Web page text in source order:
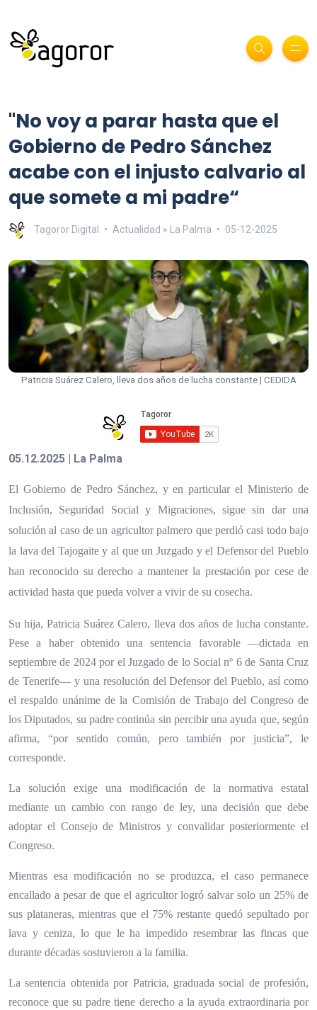
"No voy a parar hasta que el
Gobierno de Pedro Sánchez
acabe con el injusto calvario al
que somete a mi padre“
Tagoror Digital Actualidad » La Palma 05-12-2025
Patricia Suárez Calero, lleva dos años de lucha constante | CEDIDA
05.12.2025 | La Palma
El Gobierno de Pedro Sánchez, y en particular el Ministerio de
Inclusión, Seguridad Social y Migraciones, sigue sin dar una
solución al caso de un agricultor palmero que perdió casi todo bajo
la lava del Tajogaite y al que un Juzgado y el Defensor del Pueblo
han reconocido su derecho a mantener la prestación por cese de
actividad hasta que pueda volver a vivir de su cosecha.
Su hija, Patricia Suárez Calero, lleva dos años de lucha constante.
Pese a haber obtenido una sentencia favorable —dictada en
septiembre de 2024 por el Juzgado de lo Social nº 6 de Santa Cruz
de Tenerife— y una resolución del Defensor del Pueblo, así como
el respaldo unánime de la Comisión de Trabajo del Congreso de
los Diputados, su padre continúa sin percibir una ayuda que, según
afirma, “por sentido común, pero también por justicia”, le
corresponde.
La solución exige una modificación de la normativa estatal
mediante un cambio con rango de ley, una decisión que debe
adoptar el Consejo de Ministros y convalidar posteriormente el
Congreso.
Mientras esa modificación no se produzca, el caso permanece
encallado a pesar de que el agricultor logró salvar solo un 25% de
sus plataneras, mientras que el 75% restante quedó sepultado por
lava y ceniza, lo que le ha impedidoresembrarlas fincas que
durante décadas sostuvieron a la familia.
La sentencia obtenida por Patricia, graduada social de profesión,
reconoce que su padre tiene derecho a la ayuda extraordinaria por